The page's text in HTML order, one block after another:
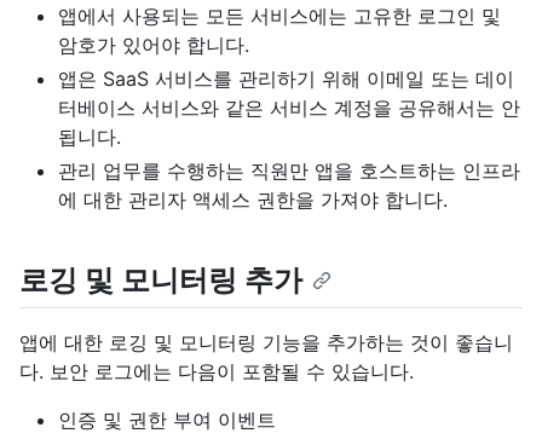
앱에서 사용되는 모든 서비스에는 고유한 로그인 및
암호가 있어야 합니다.
앱은 SaaS 서비스를 관리하기 위해 이메일 또는 데이
터베이스 서비스와 같은 서비스 계정을 공유해서는 안
됩니다.
관리 업무를 수행하는 직원만 앱을 호스트하는 인프라
에 대한 관리자 액세스 권한을 가져야 합니다.
로깅 및 모니터링 추가
앱에 대한 로깅 및 모니터링 기능을 추가하는 것이 좋습니
다. 보안 로그에는 다음이 포함될 수 있습니다.
인증 및 권한 부여 이벤트